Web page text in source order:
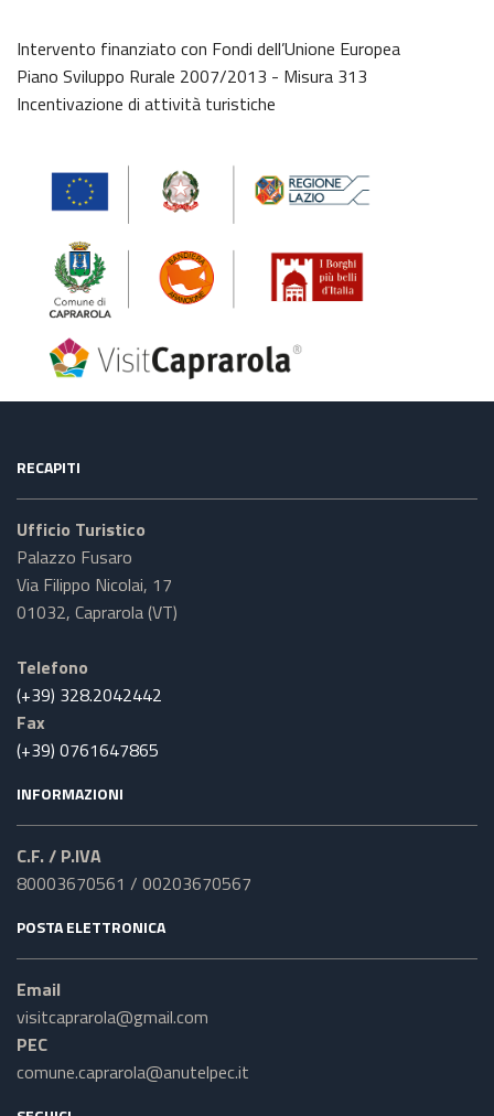
Intervento finanziato con Fondi dell’Unione Europea
Piano Sviluppo Rurale 2007/2013 - Misura 313
Incentivazione di attività turistiche
RECAPITI
Ufficio Turistico
Palazzo Fusaro
Via Filippo Nicolai, 17
01032, Caprarola (VT)
Telefono
(+39) 328.2042442
Fax
(+39) 0761647865
INFORMAZIONI
C.F. / P.IVA
80003670561 / 00203670567
POSTA ELETTRONICA
Email
visitcaprarola@gmail.com
PEC
comune.caprarola@anutelpec.it